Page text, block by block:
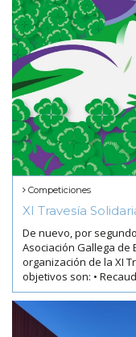
Competiciones
XI Travesía
De nuevo, por
Asociación Gallega de
organización de la XI
objetivos son: •